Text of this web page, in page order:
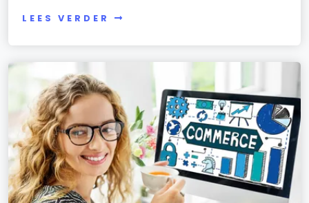
LEES VERDER